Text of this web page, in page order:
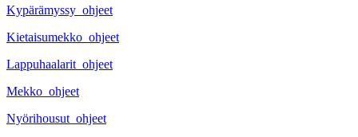
Kypärämyssy_ohjeet
Kietaisumekko_ohjeet
Lappuhaalarit_ohjeet
Mekko_ohjeet
Nyörihousut_ohjeet